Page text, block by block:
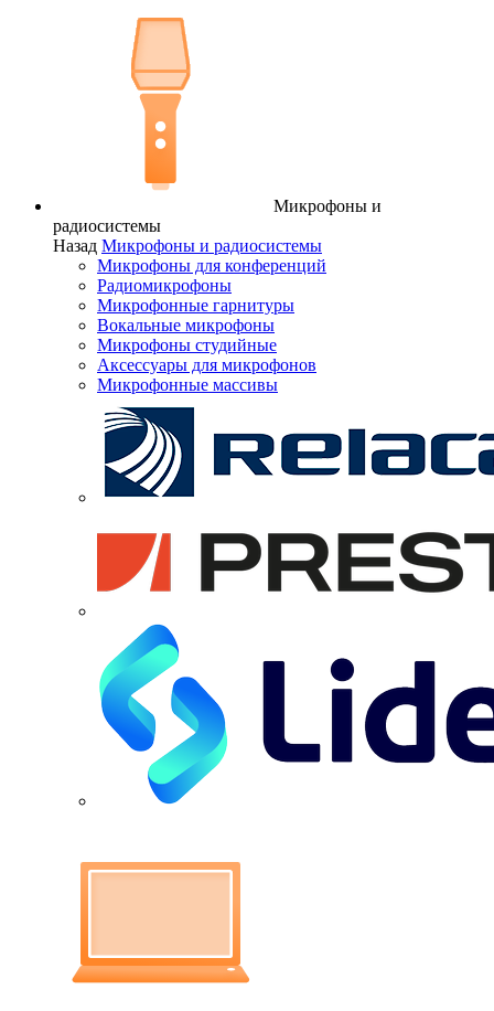
Микрофоны и
радиосистемы
Назад Микрофоны и радиосистемы
Микрофоны для конференций
Радиомикрофоны
Микрофонные гарнитуры
Вокальные микрофоны
Микрофоны студийные
Аксессуары для микрофонов
Микрофонные массивы